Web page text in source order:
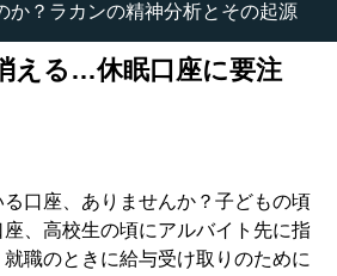
か？ラカンの精神分析とその起源
える…休眠口座に要注
口座、ありませんか？子どもの頃
、高校生の頃にアルバイト先に指
職のときに給与受け取りのために